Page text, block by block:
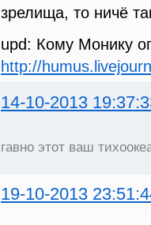
зрелища, то ничё
upd: Кому Монику
http://
14-10-2013
гавно этот ваш
19-10-2013